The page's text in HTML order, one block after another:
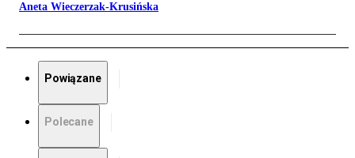
Aneta Wieczerzak-Krusińska
Powiązane
Polecane